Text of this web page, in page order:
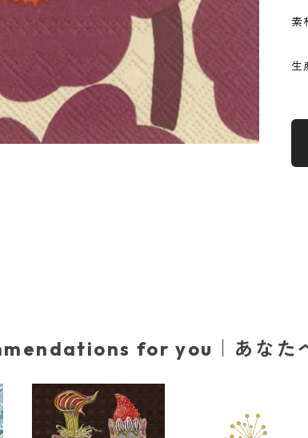
素
生
for you｜あなた